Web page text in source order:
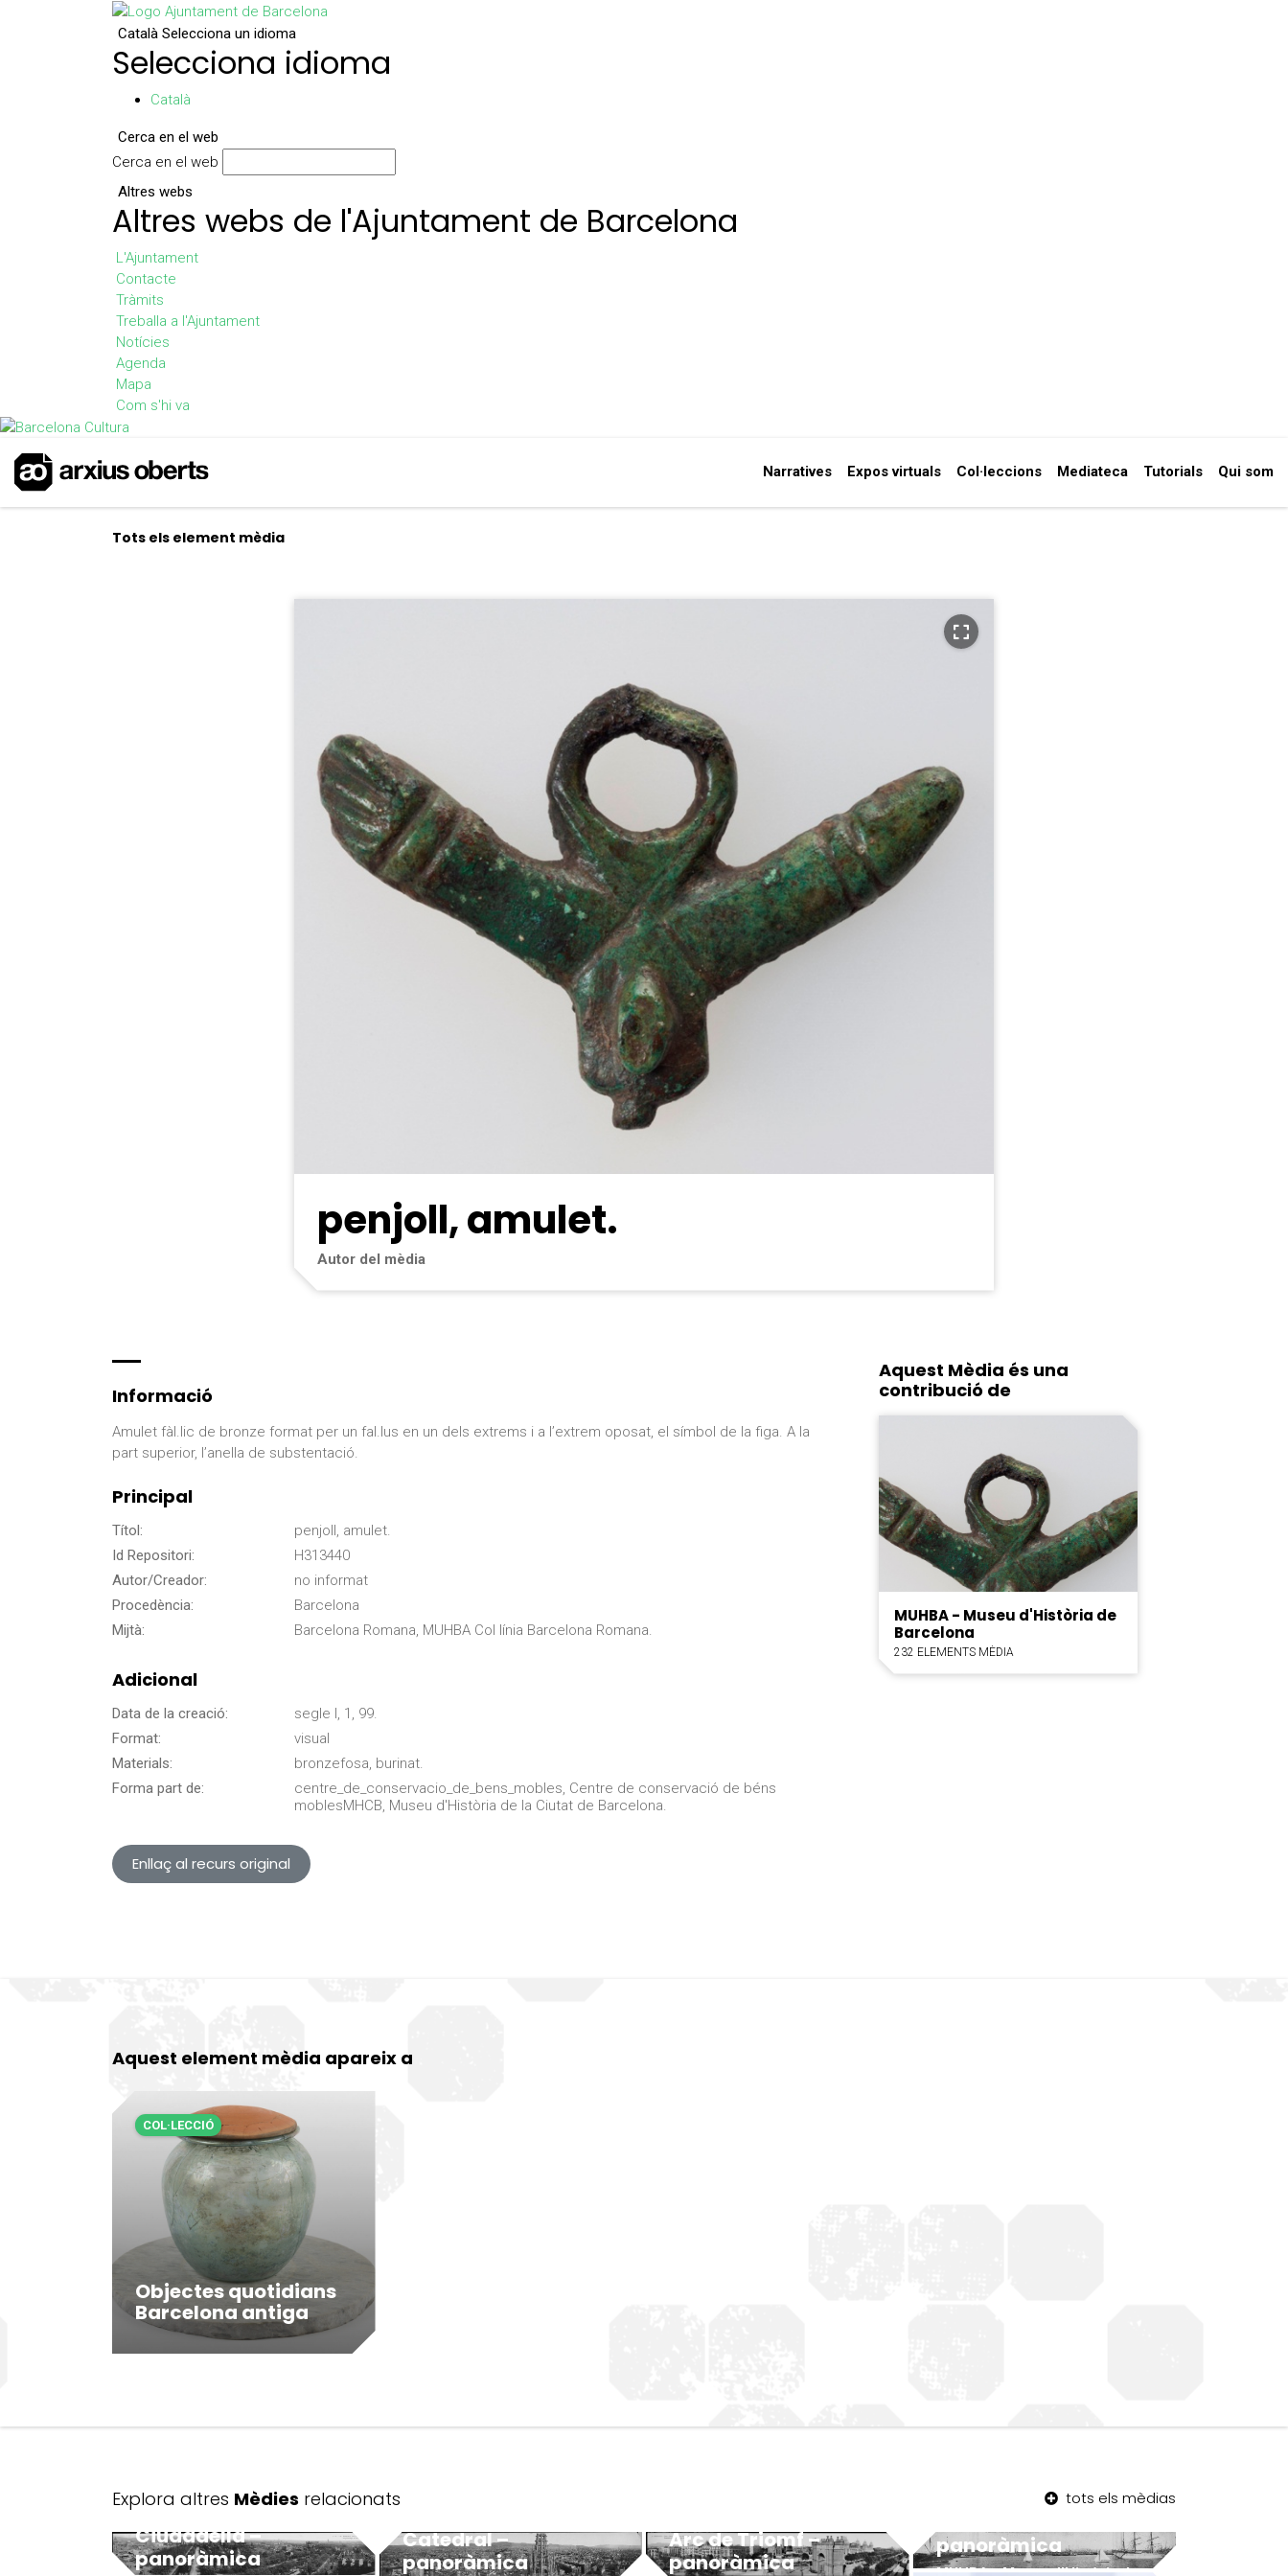
Català Selecciona un idioma
Selecciona idioma
Català
Cerca en el web
Cerca en el web
Altres webs
Altres webs de l'Ajuntament de Barcelona
L'Ajuntament
Contacte
Tràmits
Treballa a l'Ajuntament
Notícies
Agenda
Mapa
Com s'hi va
Narratives Expos virtuals Col·leccions Mediateca Tutorials Qui som
Tots els element mèdia
penjoll, amulet.
Autor del mèdia
Informació
Amulet fàl.lic de bronze format per un fal.lus en un dels extrems i a l’extrem oposat, el símbol de la figa. A la
part superior, l’anella de substentació.
Principal
Títol:
penjoll, amulet.
Id Repositori:
H313440
Autor/Creador:
no informat
Procedència:
Barcelona
Mijtà:
Barcelona Romana, MUHBA Col línia Barcelona Romana.
Adicional
Data de la creació:
segle I, 1, 99.
Format:
visual
Materials:
bronzefosa, burinat.
Forma part de:
centre_de_conservacio_de_bens_mobles, Centre de conservació de béns
moblesMHCB, Museu d'Història de la Ciutat de Barcelona.
Enllaç al recurs original
Aquest Mèdia és una
contribució de
MUHBA - Museu d'Història de
Barcelona
232 ELEMENTS MÈDIA
Aquest element mèdia apareix a
Objectes quotidians
Barcelona antiga
COL·LECCIÓ
Explora altres Mèdies relacionats tots els mèdias
Ciudadella –
panoràmica
Catedral –
panoràmica
Arc de Triomf –
panoràmica
panoràmica